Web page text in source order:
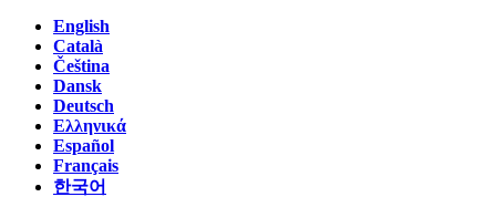
English
Català
Čeština
Dansk
Deutsch
Ελληνικά
Español
Français
한국어